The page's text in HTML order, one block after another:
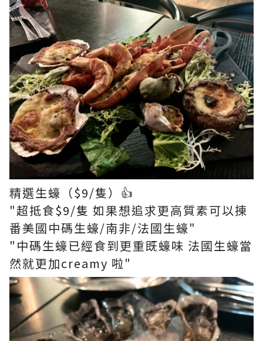
精選生蠔（$9/隻）👍
"超抵食$9/隻 如果想追求更高質素可以㨂
番美國中碼生蠔/南非/法國生蠔"
"中碼生蠔已經食到更重既蠔味 法國生蠔當
然就更加creamy 啦"